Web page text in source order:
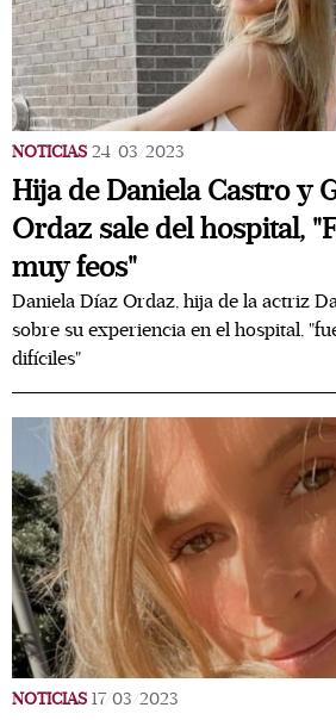
NOTICIAS 24/03/2023
Hija de Daniela Castro y
Ordaz sale del hospital,
muy feos"
Daniela Díaz Ordaz, hija de la actriz
sobre su experiencia en el hospital,
difíciles"
NOTICIAS 17/03/2023